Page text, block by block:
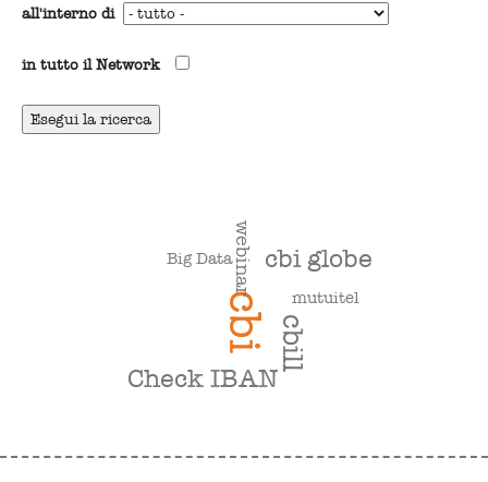
all'interno di
in tutto il Network
cbi cbill
cbi globe
Check IBAN
webinar
mutuitel
Big Data